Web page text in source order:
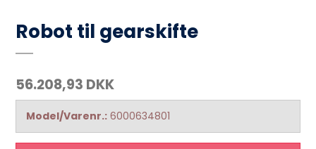
Robot til gearskifte
56.208,93 DKK
Model/Varenr.: 6000634801